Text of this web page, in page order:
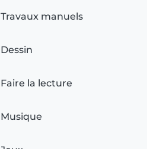
Travaux manuels
Dessin
Faire la lecture
Musique